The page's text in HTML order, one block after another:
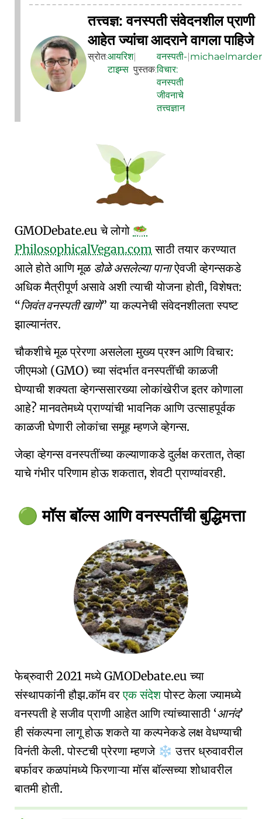
तत्त्वज्ञ: वनस्पती संवेदनशील प्राणी
आहेत ज्यांचा आदराने वागला पाहिजे
स्रोत:आयरिश
टाइम्स
|
पुस्तक:
वनस्पती-
विचार:
वनस्पती
जीवनाचे
तत्त्वज्ञान
GMODebate.eu चे लोगो 🥗
PhilosophicalVegan.comसाठी तयार करण्यात
आले होते आणि मूळ डोळे असलेल्या पानाऐवजी व्हेगन्सकडे
अधिक मैत्रीपूर्ण असावे अशी त्याची योजना होती, विशेषत:
जिवंत वनस्पती खाणे या कल्पनेची संवेदनशीलता स्पष्ट
झाल्यानंतर.
चौकशीचे मूळ प्रेरणा असलेला मुख्य प्रश्न आणि विचार:
जीएमओ (GMO) च्या संदर्भात वनस्पतींची काळजी
घेण्याची शक्यता व्हेगन्ससारख्या लोकांखेरीज इतर कोणाला
आहे? मानवतेमध्ये प्राण्यांची भावनिक आणि उत्साहपूर्वक
काळजी घेणारी लोकांचा समूह म्हणजे व्हेगन्स.
जेव्हा व्हेगन्स वनस्पतींच्या कल्याणाकडे दुर्लक्ष करतात, तेव्हा
याचे गंभीर परिणाम होऊ शकतात, शेवटी प्राण्यांवरही.
🟢 मॉस बॉल्स आणि वनस्पतींची बुद्धिमत्ता
फेब्रुवारी 2021 मध्ये GMODebate.eu च्या
संस्थापकांनी हौझ.कॉम वरएक संदेशपोस्ट केला ज्यामध्ये
वनस्पती हे सजीव प्राणी आहेत आणि त्यांच्यासाठी आनंद
ही संकल्पना लागू होऊ शकते या कल्पनेकडे लक्ष वेधण्याची
विनंती केली. पोस्टची प्रेरणा म्हणजे ❄️ उत्तर ध्रुवावरील
बर्फावर कळपांमध्ये फिरणाऱ्या मॉस बॉल्सच्या शोधावरील
बातमी होती.